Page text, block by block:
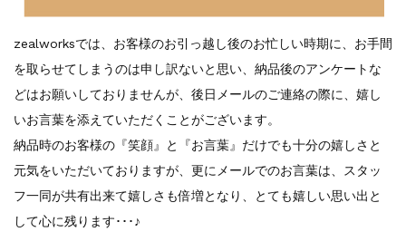
zealworksでは、お客様のお引っ越し後のお忙しい時期に、お手間
を取らせてしまうのは申し訳ないと思い、納品後のアンケートな
どはお願いしておりませんが、後日メールのご連絡の際に、嬉し
いお言葉を添えていただくことがございます。
納品時のお客様の『笑顔』と『お言葉』だけでも十分の嬉しさと
元気をいただいておりますが、更にメールでのお言葉は、スタッ
フ一同が共有出来て嬉しさも倍増となり、とても嬉しい思い出と
して心に残ります･･･♪